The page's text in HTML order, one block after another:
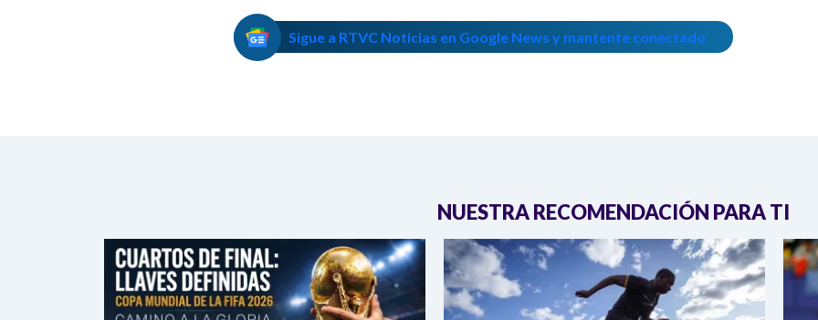
Sigue a RTVC Noticias en Google News y mantente conectado
NUESTRA RECOMENDACIÓN PARA TI